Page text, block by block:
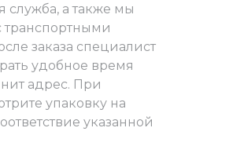
служба, а также мы
транспортными
заказа специалист
удобное время
адрес. При
упаковку на
указанной